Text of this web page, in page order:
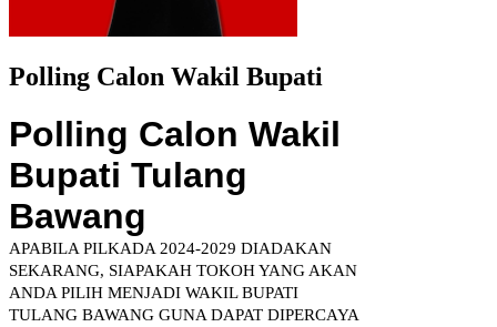
Polling Calon Wakil Bupati